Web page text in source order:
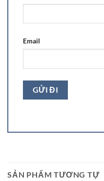
Email
SẢN PHẨM TƯƠNG TỰ